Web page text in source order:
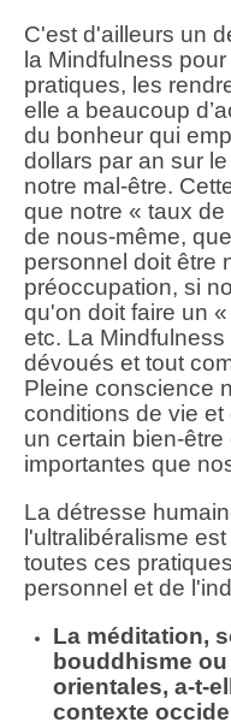
C'est d'ailleurs un
la Mindfulness
pratiques, les
elle a beaucoup
du bonheur qui
dollars par an sur
notre mal-être.
que notre « taux
de nous-même,
personnel doit être
préoccupation, si
qu'on doit faire un
etc. La
dévoués et tout
Pleine conscience
conditions de vie et
un certain bien-
importantes que
La détresse
l'ultralibéralisme
toutes ces
personnel et de
La méditation,
bouddhisme
orientales, a-t-
contexte